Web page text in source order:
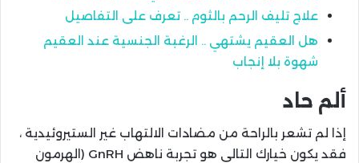
علاج تليف الرحم بالثوم .. تعرف على التفاصيل
هل العقيم يشتهي .. الرغبة الجنسية عند العقيم
شهوة بلا إنجاب
ألم حاد
إذا لم تشعر بالراحة من مضادات الالتهاب غير الستيروئيدية ،
فقد يكون خيارك التالي هو تجربة ناهض GnRH (الهرمون